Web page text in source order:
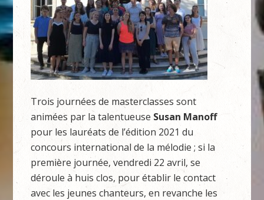
Trois journées de masterclasses sont
animées par la talentueuse Susan Manoff
pour les lauréats de l’édition 2021 du
concours international de la mélodie ; si la
première journée, vendredi 22 avril, se
déroule à huis clos, pour établir le contact
avec les jeunes chanteurs, en revanche les